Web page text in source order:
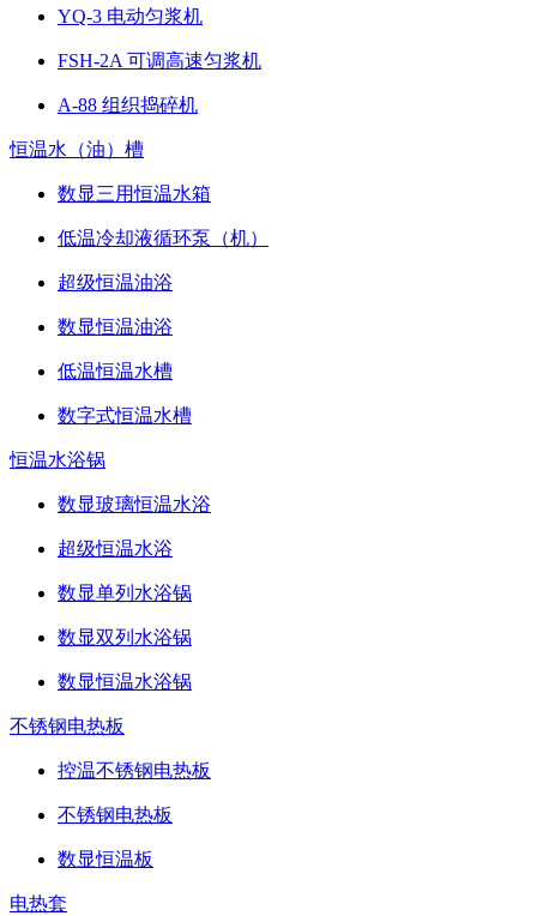
YQ-3 电动匀浆机
FSH-2A 可调高速匀浆机
A-88 组织捣碎机
恒温水（油）槽
数显三用恒温水箱
低温冷却液循环泵（机）
超级恒温油浴
数显恒温油浴
低温恒温水槽
数字式恒温水槽
恒温水浴锅
数显玻璃恒温水浴
超级恒温水浴
数显单列水浴锅
数显双列水浴锅
数显恒温水浴锅
不锈钢电热板
控温不锈钢电热板
不锈钢电热板
数显恒温板
电热套